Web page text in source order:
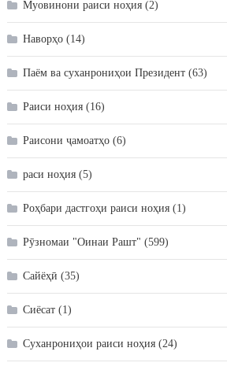
Муовинони раиси ноҳия(2)
Наворҳо(14)
Паём ва суханрониҳои Президент(63)
Раиси ноҳия(16)
Раисони ҷамоатҳо(6)
раси ноҳия(5)
Роҳбари дастгоҳи раиси ноҳия(1)
Рӯзномаи "Оинаи Рашт" (599)
Сайёҳӣ (35)
Сиёсат(1)
Суханрониҳои раиси ноҳия(24)